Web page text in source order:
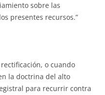
sobre las
presentes recursos.”
o cuando
la doctrina del alto
para recurrir contra